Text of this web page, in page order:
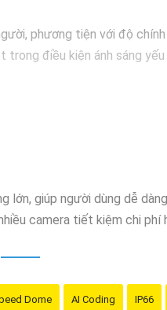
phương tiện với độ
trong điều kiện ánh sáng
lớn, giúp người dùng dễ
camera tiết kiệm chi phí
Dome AI Coding IP66